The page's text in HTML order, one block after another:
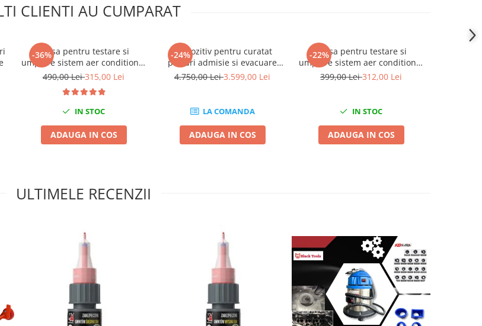
CLIENTI AU CUMPARAT
-36%
Trusa pentru testare si
umplere sistem aer conditionat
clima
490,00 Lei315,00 Lei
IN STOC
ADAUGA IN COS
-24%
Dispozitiv pentru curatat
porturi admisie si evacuare
fara demontare cu accesorii +
4.750,00 Lei3.599,00 Lei
LA COMANDA
ADAUGA IN COS
-22%
Trusa pentru testare si
umplere sistem aer conditionat
sau clima
399,00 Lei312,00 Lei
IN STOC
ADAUGA IN COS
ULTIMELE RECENZII